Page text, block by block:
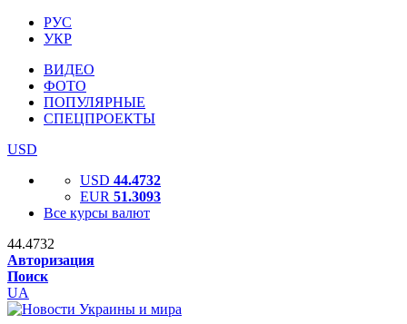
РУС
УКР
ВИДЕО
ФОТО
ПОПУЛЯРНЫЕ
СПЕЦПРОЕКТЫ
USD
USD 44.4732
EUR 51.3093
Все курсы валют
44.4732
Авторизация
Поиск
UA